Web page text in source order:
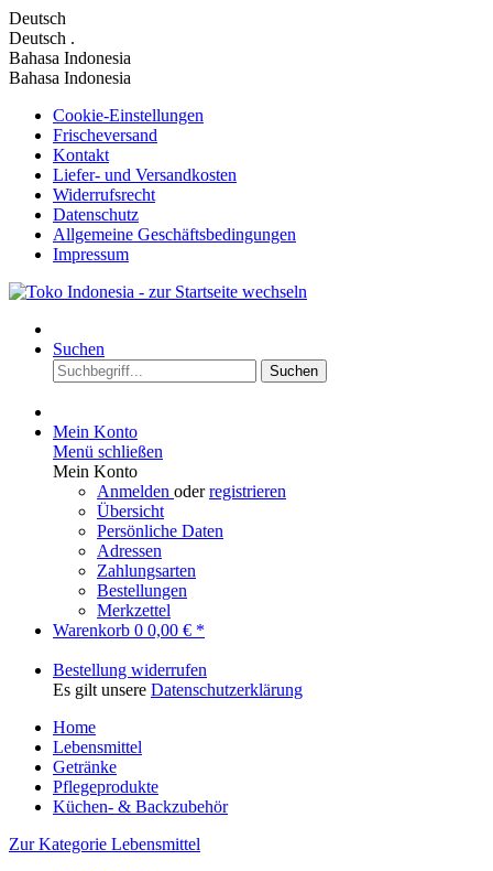
Deutsch
Deutsch .
Bahasa Indonesia
Bahasa Indonesia
Cookie-Einstellungen
Frischeversand
Kontakt
Liefer- und Versandkosten
Widerrufsrecht
Datenschutz
Allgemeine Geschäftsbedingungen
Impressum
Suchen
Suchen
Mein Konto
Menü schließen
Mein Konto
Anmelden oderregistrieren
Übersicht
Persönliche Daten
Adressen
Zahlungsarten
Bestellungen
Merkzettel
Warenkorb 0 0,00 € *
Bestellung widerrufen
Es gilt unsere Datenschutzerklärung
Home
Lebensmittel
Getränke
Pflegeprodukte
Küchen- & Backzubehör
Zur Kategorie Lebensmittel